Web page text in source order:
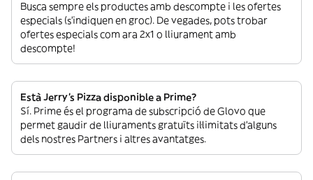
Busca sempre els productes amb descompte i les ofertes
especials (s’indiquen en groc). De vegades, pots trobar
ofertes especials com ara 2x1 o lliurament amb
descompte!
Està Jerry's Pizza disponible a Prime?
Sí. Prime és el programa de subscripció de Glovo que
permet gaudir de lliuraments gratuïts il·limitats d’alguns
dels nostres Partners i altres avantatges.